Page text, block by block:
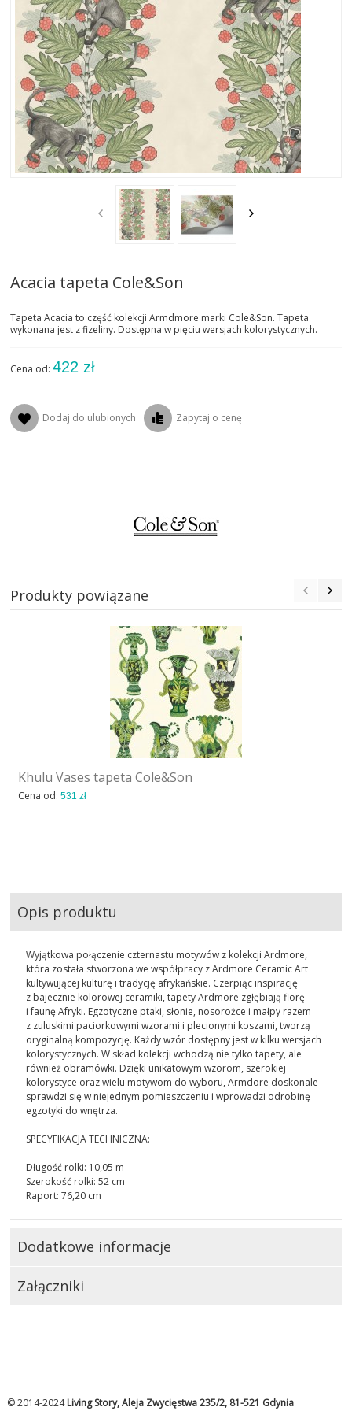
SOFY
STOŁY
STOLIKI
TAPETY | TYNKI
DODATKI
OUTDOOR
OKŁADZINY ŚCIENNE
NOWOŚCI
OUTLET
Acacia tapeta Cole&Son
Tapeta Acacia to część kolekcji Armdmore marki Cole&Son. Tapeta
wykonana jest z fizeliny. Dostępna w pięciu wersjach kolorystycznych.
Cena od:422 zł
Dodaj do ulubionych Zapytaj o cenę
Produkty powiązane
Khulu Vases tapeta Cole&Son
Cena od:531 zł
Opis produktu
Wyjątkowa połączenie czternastu motywów z kolekcji Ardmore,
która została stworzona we współpracy z Ardmore Ceramic Art
kultywującej kulturę i tradycję afrykańskie. Czerpiąc inspirację
z bajecznie kolorowej ceramiki, tapety Ardmore zgłębiają florę
i faunę Afryki. Egzotyczne ptaki, słonie, nosorożce i małpy razem
z zuluskimi paciorkowymi wzorami i plecionymi koszami, tworzą
oryginalną kompozycję. Każdy wzór dostępny jest w kilku wersjach
kolorystycznych. W skład kolekcji wchodzą nie tylko tapety, ale
również obramówki. Dzięki unikatowym wzorom, szerokiej
kolorystyce oraz wielu motywom do wyboru, Armdore doskonale
sprawdzi się w niejednym pomieszczeniu i wprowadzi odrobinę
egzotyki do wnętrza.
SPECYFIKACJA TECHNICZNA:
Długość rolki: 10,05 m
Szerokość rolki: 52 cm
Raport: 76,20 cm
Dodatkowe informacje
Załączniki
© 2014-2024Living Story, Aleja Zwycięstwa 235/2, 81-521 Gdynia